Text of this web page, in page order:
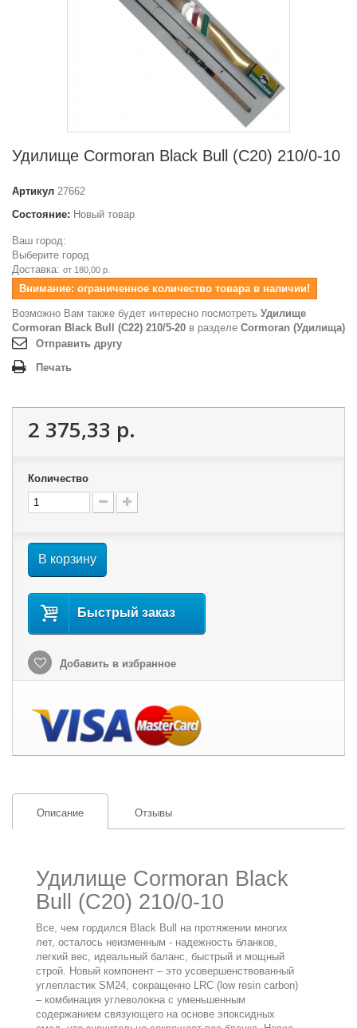
Удилище Cormoran Black Bull (C20) 210/0-10
Артикул 27662
Состояние: Новый товар
Ваш город:
Выберите город
Доставка: от 180,00 р.
Внимание: ограниченное количество товара в наличии!
Возможно Вам также будет интересно посмотреть Удилище
Cormoran Black Bull (C22) 210/5-20 в разделе Cormoran (Удилища)
Отправить другу
Печать
2 375,33 р.
Количество
В корзину
Быстрый заказ
Добавить в избранное
Описание Отзывы
Удилище Cormoran Black
Bull (C20) 210/0-10
Все, чем гордился Black Bull на протяжении многих
лет, осталось неизменным - надежность бланков,
легкий вес, идеальный баланс, быстрый и мощный
строй. Новый компонент – это усовершенствованный
углепластик SM24, сокращенно LRC (low resin carbon)
– комбинация углеволокна с уменьшенным
содержанием связующего на основе эпоксидных